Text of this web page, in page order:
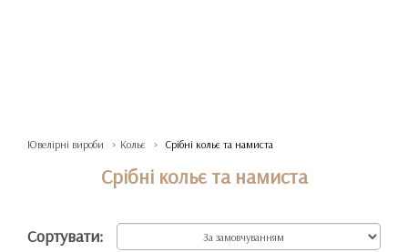
Ювелірні вироби Кольє Срібні кольє та намиста
Срібні кольє та намиста
Сортувати: